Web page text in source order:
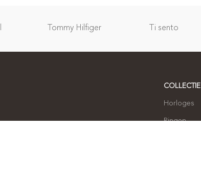
Tommy Hilfiger Ti sento
COLLECTIE
Horloges
Ringen